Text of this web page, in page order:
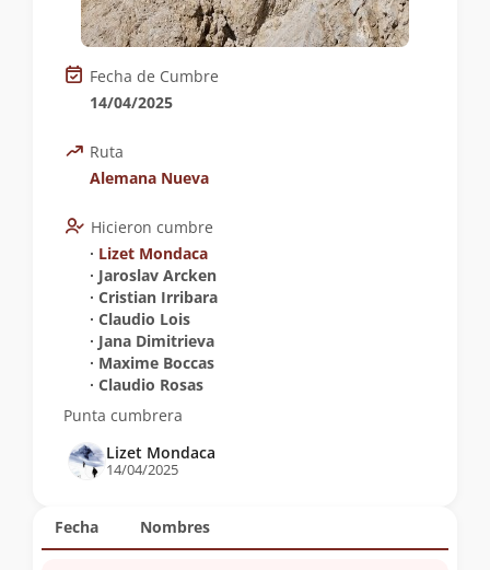
Fecha Nombres
Fecha de Cumbre
14/04/2025
Ruta
Alemana Nueva
Hicieron cumbre
∙ Lizet Mondaca
∙ Jaroslav Arcken
∙ Cristian Irribara
∙ Claudio Lois
∙ Jana Dimitrieva
∙ Maxime Boccas
∙ Claudio Rosas
Punta cumbrera
Lizet Mondaca
14/04/2025